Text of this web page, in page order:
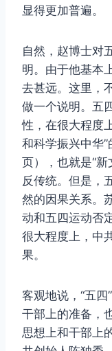
显得更加普遍。
自然，赵博士对
明。由于他基本
去甚远。这里，
做一个说明。五
性，在很大程度
和科学振兴中华
页），也就是“
反传统。但是，
然的因果关系。
动和五四运动否
很大程度上，中
果。
客观地说，“五
干部上的准备，
思想上和干部上